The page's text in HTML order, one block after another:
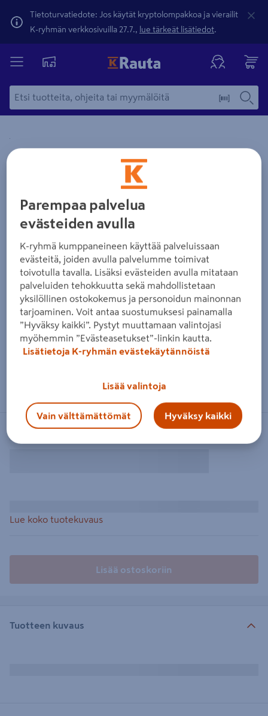
Tietoturvatiedote: Jos käytät kryptolompakkoa ja vierailit
K-ryhmän verkkosivuilla 27.7., lue tärkeät lisätiedot.
Yksityiskohtainen kuvaus löytyy Tuotteen kuvaus -
Zoomaa kuvaa sormilla kosketusnäytöllä
Lue koko tuotekuvaus
Lisää ostoskoriin
Tuotteen kuvaus
Parempaa palvelua
evästeiden avulla
K-ryhmä kumppaneineen käyttää palveluissaan
evästeitä, joiden avulla palvelumme toimivat
toivotulla tavalla. Lisäksi evästeiden avulla mitataan
palveluiden tehokkuutta sekä mahdollistetaan
yksilöllinen ostokokemus ja personoidun mainonnan
tarjoaminen. Voit antaa suostumuksesi painamalla
”Hyväksy kaikki”. Pystyt muuttamaan valintojasi
myöhemmin ”Evästeasetukset”-linkin kautta.
Lisätietoja K-ryhmän evästekäytännöistä
Lisää valintoja
Vain välttämättömät Hyväksy kaikki